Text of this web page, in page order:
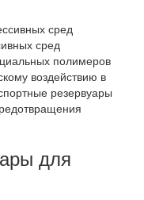
сред
полимеров
воздействию в
резервуары
для